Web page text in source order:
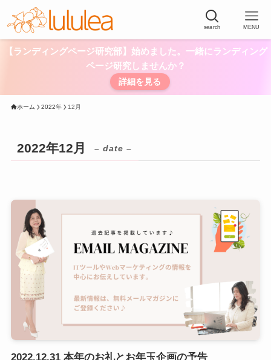
search MENU
【ランディングページ研究部】始めました。一緒にランディング
ページ研究しませんか？
詳細を見る
ホーム 2022年 12月
2022年12月 – date –
2022.12.31 本年のお礼とお年玉企画の予告